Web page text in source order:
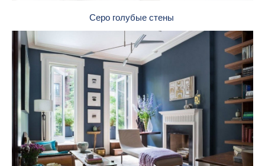
Серо голубые стены